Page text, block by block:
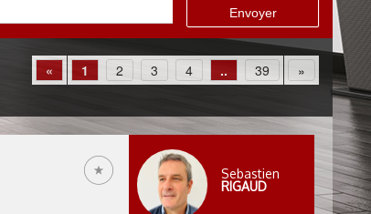
« 1 2 3 4 .. 39 »
Sebastien
RIGAUD